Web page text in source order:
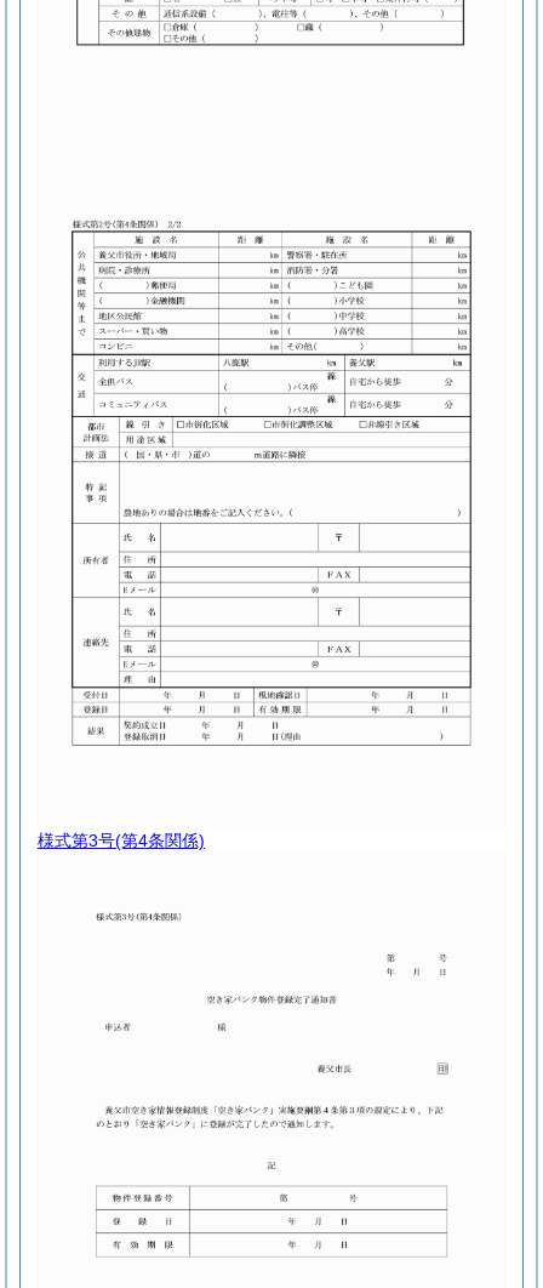
様式第3号(第4条関係)